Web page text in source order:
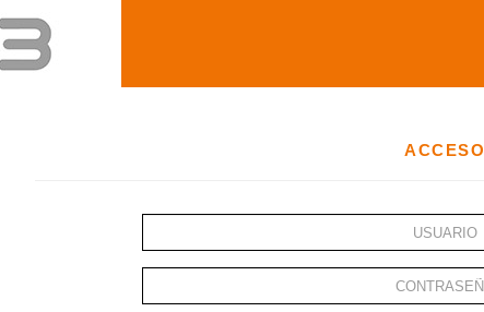
ACCESO